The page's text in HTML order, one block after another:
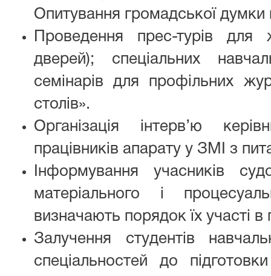
Опитування громадської
Проведення прес-турів для
дверей); спеціальних
семінарів для профільних
столів».
Організація інтерв’ю
працівників апарату у ЗМІ з
Інформування учасників
матеріального і
визначають порядок їх участі в
Залучення студентів
спеціальностей до